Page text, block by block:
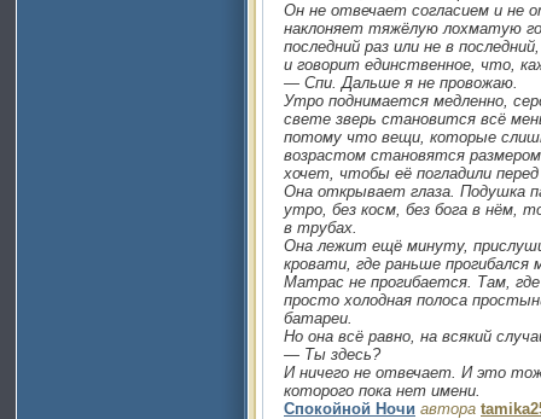
Он не отвечает согласием и не
наклоняет тяжёлую лохматую
последний раз или не в
и говорит единственное, что,
— Спи. Дальше я не провожаю.
Утро поднимается медленно,
свете зверь становится всё
потому что вещи, которые
возрастом становятся
хочет, чтобы её погладили
Она открывает глаза. Подушка
утро, без косм, без бога в нём,
в трубах.
Она лежит ещё минуту,
кровати, где раньше прогибался
Матрас не прогибается. Там,
просто холодная полоса
батареи.
Но она всё равно, на всякий
— Ты здесь?
И ничего не отвечает. И это
которого пока нет имени.
Спокойной Ночи автора